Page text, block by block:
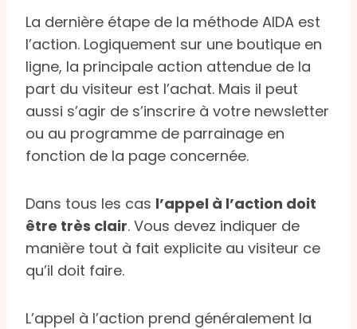
La dernière étape de la méthode AIDA est
l’action. Logiquement sur une boutique en
ligne, la principale action attendue de la
part du visiteur est l’achat. Mais il peut
aussi s’agir de s’inscrire à votre newsletter
ou au programme de parrainage en
fonction de la page concernée.
Dans tous les cas l’appel à l’action doit
être très clair. Vous devez indiquer de
manière tout à fait explicite au visiteur ce
qu’il doit faire.
L’appel à l’action prend généralement la